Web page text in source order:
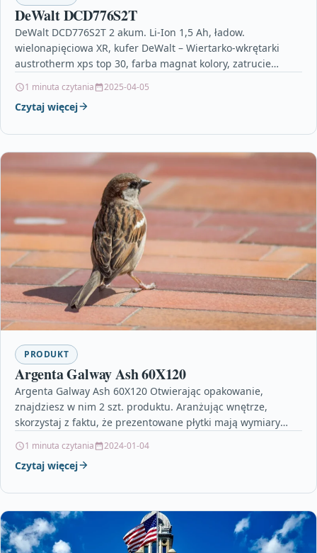
DeWalt DCD776S2T
DeWalt DCD776S2T 2 akum. Li-Ion 1,5 Ah, ładow.
wielonapięciowa XR, kufer DeWalt – Wiertarko-wkrętarki
austrotherm xps top 30, farba magnat kolory, zatrucie
1 minuta czytania 2025-04-05
Czytaj więcej
PRODUKT
Argenta Galway Ash 60X120
Argenta Galway Ash 60X120 Otwierając opakowanie,
znajdziesz w nim 2 szt. produktu. Aranżując wnętrze,
skorzystaj z faktu, że prezentowane płytki mają wymiary
1 minuta czytania 2024-01-04
Czytaj więcej